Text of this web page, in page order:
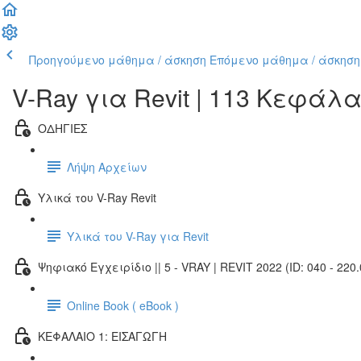
Προηγούμενο μάθημα / άσκηση Επόμενο μάθημα / άσκηση
V-Ray για Revit | 113
ΟΔΗΓΙΕΣ
Λήψη Αρχείων
Υλικά του V-Ray Revit
Υλικά του V-Ray για Revit
Ψηφιακό Εγχειρίδιο || 5 - VRAY | REVIT 2022 (ID: 040 -
Online Book ( eBook )
ΚΕΦΑΛΑΙΟ 1: ΕΙΣΑΓΩΓΗ